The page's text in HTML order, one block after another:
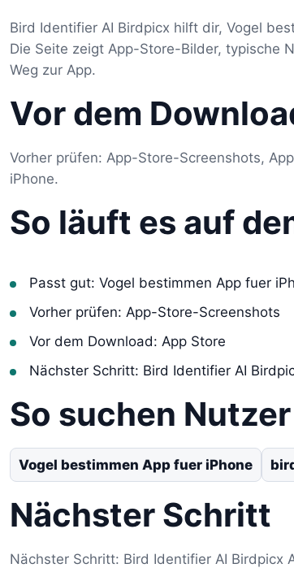
Bird Identifier AI Birdpicx hilft dir, Vogel
Die Seite zeigt App-Store-Bilder, typische
Weg zur App.
Vor dem
Vorher prüfen: App-Store-Screenshots,
iPhone.
So läuft es auf
Passt gut: Vogel bestimmen App fuer
Vorher prüfen: App-Store-Screenshots
Vor dem Download: App Store
Nächster Schritt: Bird Identifier AI
So suchen
Vogel bestimmen App fuer iPhone
Nächster Schritt
Nächster Schritt: Bird Identifier AI Birdpicx